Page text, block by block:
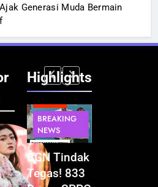
Generasi Muda Bermain
Highlights
BREAKING
NEWS
BGN Tindak
Tegas! 833